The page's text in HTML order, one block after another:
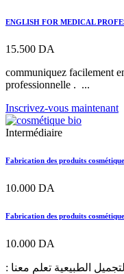
ENGLISH FOR MEDICAL
15.500 DA
communiquez facilement
professionnelle . ...
Inscrivez-vous maintenant
Intermédiaire
10.000 DA
10.000 DA
الطبيعية تعلم معنا :